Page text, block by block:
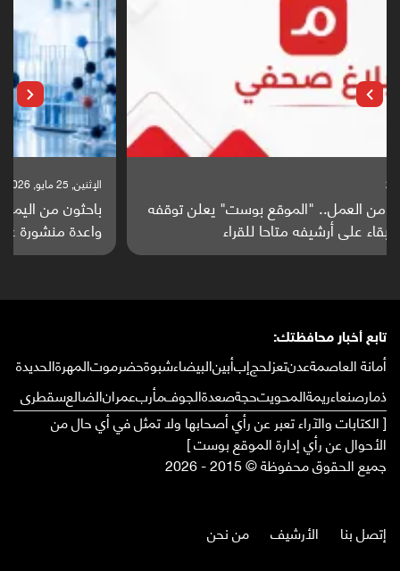
باحثون من اليمن يدخلون سباق أبحاث ألزهايمر بدراسة
واعدة منشورة عالميا (ترجمة)
تابع أخبار محافظتك:
أمانة العاصمةعدنتعزلحجإبأبينالبيضاءشبوةحضرموتالمهرةالحديدة
ذمارصنعاءريمةالمحويتحجةصعدةالجوفمأربعمرانالضالعسقطرى
[ الكتابات والآراء تعبر عن رأي أصحابها ولا تمثل في أي حال من
الأحوال عن رأي إدارة الموقع بوست ]
جميع الحقوق محفوظة © 2015 - 2026
إتصل بنا الأرشيف
من نحن